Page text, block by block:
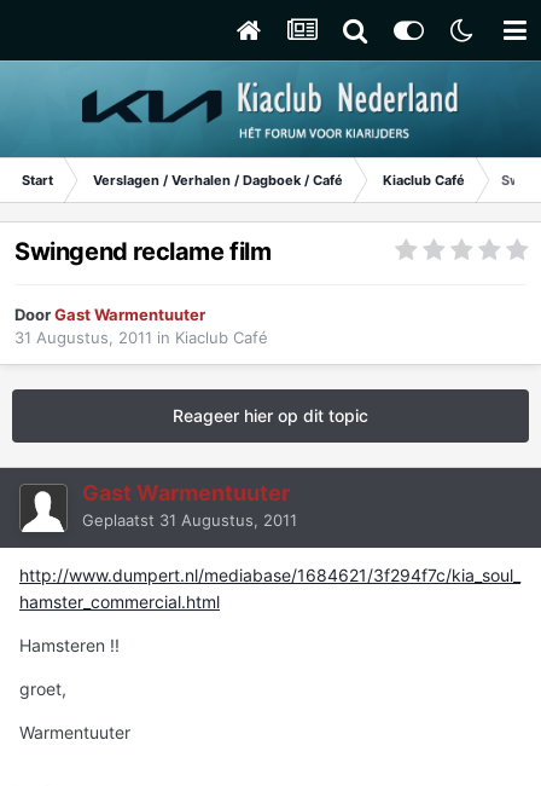
Start Verslagen / Verhalen / Dagboek / Café Kiaclub Café
Swingend reclame film
DoorGast Warmentuuter
31 Augustus, 2011 in Kiaclub Café
Reageer hier op dit topic
Gast Warmentuuter
Geplaatst 31 Augustus, 2011
http://www.dumpert.nl/mediabase/1684621/3f294f7c/kia_soul_
hamster_commercial.html
Hamsteren !!
groet,
Warmentuuter